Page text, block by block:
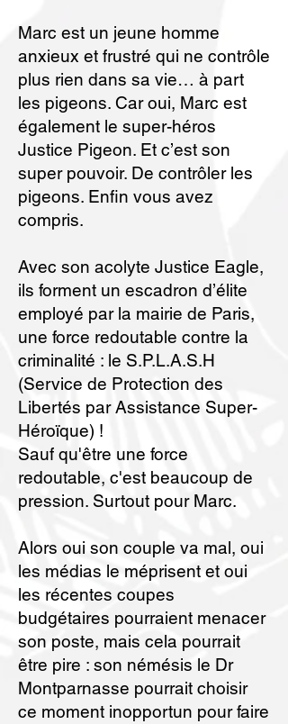
Marc est un jeune homme
anxieux et frustré qui ne contrôle
plus rien dans sa vie… à part
les pigeons. Car oui, Marc est
également le super-héros
Justice Pigeon. Et c’est son
super pouvoir. De contrôler les
pigeons. Enfin vous avez
compris.
Avec son acolyte Justice Eagle,
ils forment un escadron d’élite
employé par la mairie de Paris,
une force redoutable contre la
criminalité : le S.P.L.A.S.H
(Service de Protection des
Libertés par Assistance Super-
Héroïque) !
Sauf qu'être une force
redoutable, c'est beaucoup de
pression. Surtout pour Marc.
Alors oui son couple va mal, oui
les médias le méprisent et oui
les récentes coupes
budgétaires pourraient menacer
son poste, mais cela pourrait
être pire : son némésis le Dr
Montparnasse pourrait choisir
ce moment inopportun pour faire